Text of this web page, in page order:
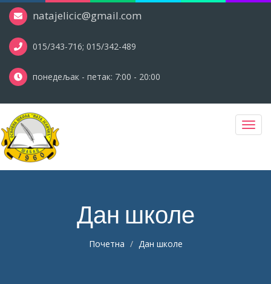
natajelicic@gmail.com
015/343-716; 015/342-489
понедељак - петак: 7:00 - 20:00
Дан школе
Почетна Дан школе